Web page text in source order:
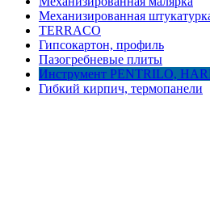
Механизированная
TERRACO
Гипсокартон, профиль
Пазогребневые плиты
Инструмент PENTRILO,
Гибкий кирпич, термопанели